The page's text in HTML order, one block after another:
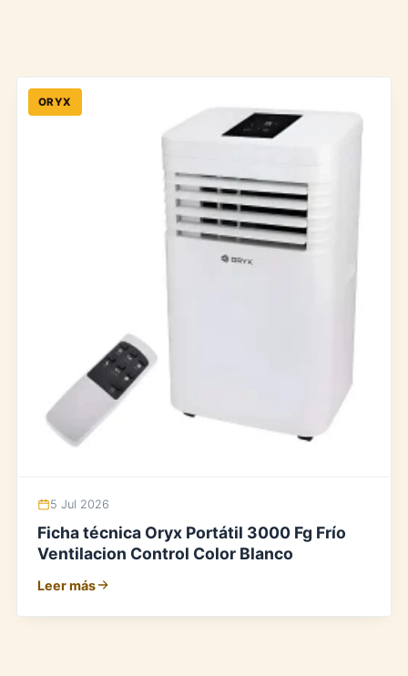
ORYX
5 Jul 2026
Ficha técnica Oryx Portátil 3000 Fg Frío
Ventilacion Control Color Blanco
Leer más